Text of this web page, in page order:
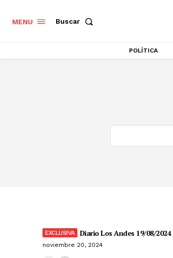
MENU Buscar
POLÍTICA
Diario Los Andes 19/08/2024
noviembre 20, 2024